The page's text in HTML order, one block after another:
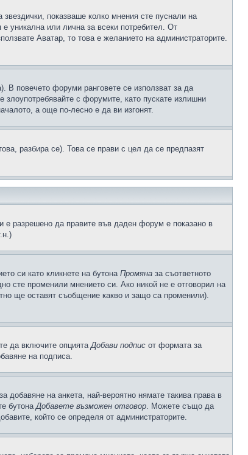
показваше колко мнения сте пуснали на
уникална или лична за всеки потребител. От
Аватар, то това е желанието на администраторите.
В повечето форуми ранговете се използват за да
с форумите, като пускате излишни
а още по-лесно е да ви изгонят.
разбира се). Това се прави с цел да се предпазят
е разрешено да правите във даден форум е показано в
си като кликнете на бутона Промяна за съответното
сте променили мнението си. Ако никой не е отговорил на
ще оставят съобщение какво и защо са променили).
да включите опциятаДобави подпис от формата за
на подписа.
на анкета, най-вероятно нямате такива права в
бутонаДобавете възможен отговор. Можете също да
който се определя от администраторите.